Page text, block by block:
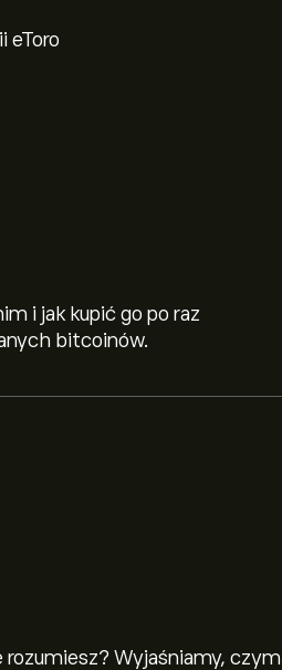
eToro
i jak kupić go po raz
bitcoinów.
Wyjaśniamy, czym